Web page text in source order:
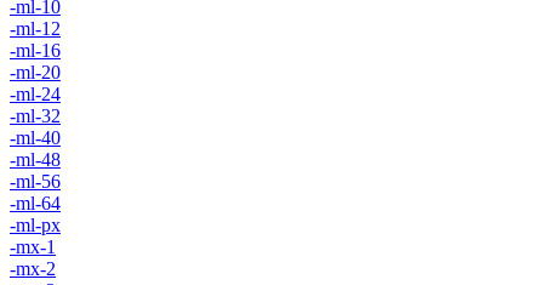
-ml-10
-ml-12
-ml-16
-ml-20
-ml-24
-ml-32
-ml-40
-ml-48
-ml-56
-ml-64
-ml-px
-mx-1
-mx-2